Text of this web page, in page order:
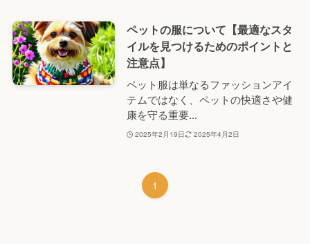
ペットの服について【最適なスタ
イルを見つけるためのポイントと
注意点】
ペット服は単なるファッションアイ
テムではなく、ペットの快適さや健
康を守る重要...
2025年2月19日 2025年4月2日
1